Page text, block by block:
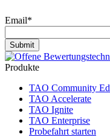
Email*
Produkte
TAO Community
TAO Accelerate
TAO Ignite
TAO Enterprise
Probefahrt starten